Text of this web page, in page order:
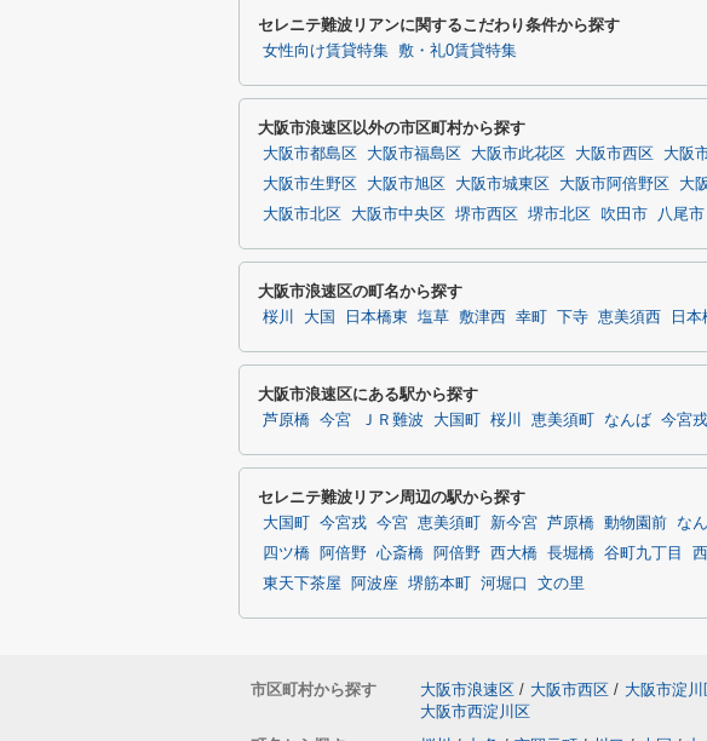
セレニテ難波リアンに関するこだわり条件から探す
女性向け賃貸特集 敷・礼0賃貸特集
大阪市浪速区以外の市区町村から探す
大阪市都島区 大阪市福島区 大阪市此花区 大阪市西区 大阪
大阪市生野区
大阪市旭区 大阪市城東区 大阪市阿倍野区 大
大阪市北区
大阪市中央区 堺市西区 堺市北区 吹田市 八尾市
大阪市浪速区の町名から探す
桜川 大国 日本橋東 塩草 敷津西 幸町 下寺 恵美須西 日本
大阪市浪速区にある駅から探す
芦原橋 今宮 ＪＲ難波 大国町 桜川 恵美須町 なんば 今宮戎
セレニテ難波リアン周辺の駅から探す
大国町 今宮戎 今宮 恵美須町 新今宮 芦原橋 動物園前 な
四ツ橋
阿倍野 心斎橋 阿倍野 西大橋 長堀橋 谷町九丁目
東天下茶屋
阿波座 堺筋本町 河堀口 文の里
市区町村から探す 大阪市浪速区 / 大阪市西区 / 大阪市淀川
大阪市西淀川区